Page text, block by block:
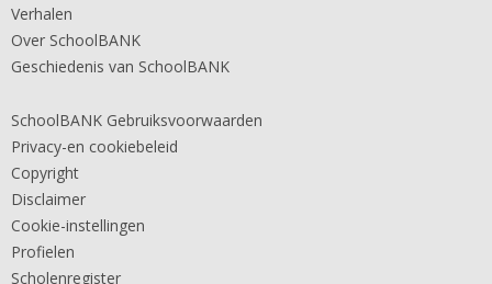
Verhalen
Over SchoolBANK
Geschiedenis van SchoolBANK
SchoolBANK Gebruiksvoorwaarden
Privacy-en cookiebeleid
Copyright
Disclaimer
Cookie-instellingen
Profielen
Scholenregister